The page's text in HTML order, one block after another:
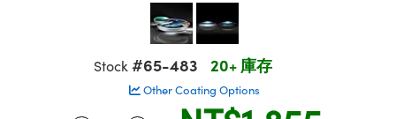
Sputtering) Coated Optics |
濺鍍）鍍膜光學元件
Elements (DOE) | 繞射光學
Lenses | 變焦鏡頭模組
Stage Micrometers | 刻劃板或鏡
Stock #65-483 20+ 庫存
Other Coating Options